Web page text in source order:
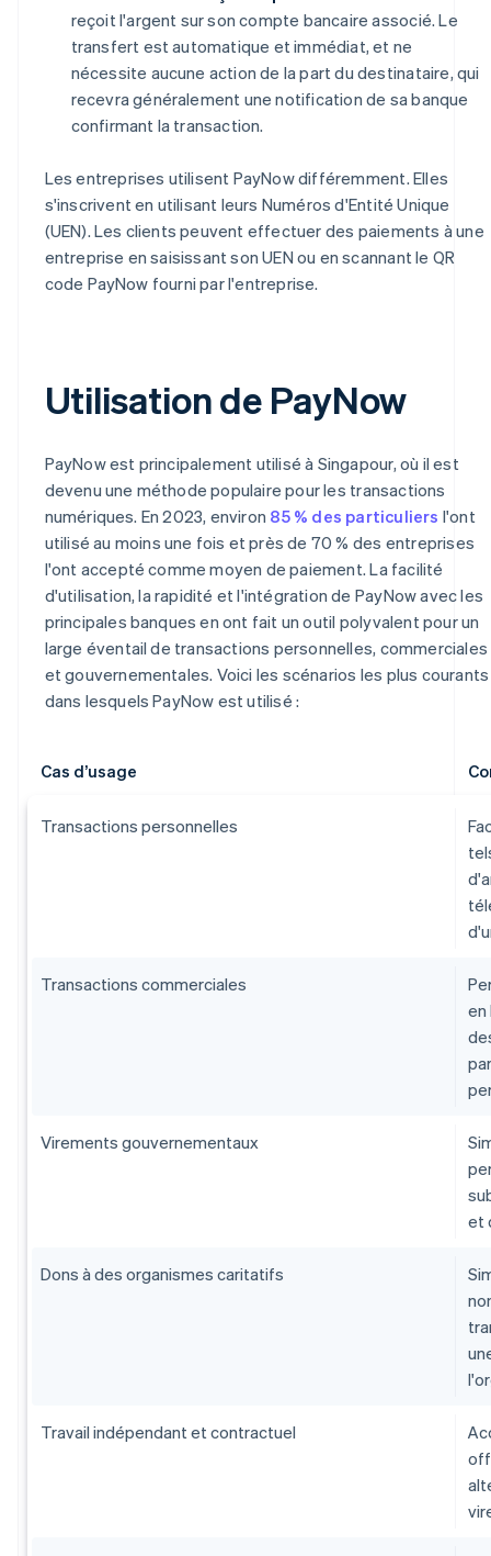
reçoit l'argent sur son compte bancaire associé. Le
transfert est automatique et immédiat, et ne
nécessite aucune action de la part du destinataire, qui
recevra généralement une notification de sa banque
confirmant la transaction.
Les entreprises utilisent PayNow différemment. Elles
s'inscrivent en utilisant leurs Numéros d'Entité Unique
(UEN). Les clients peuvent effectuer des paiements à une
entreprise en saisissant son UEN ou en scannant le QR
code PayNow fourni par l'entreprise.
Utilisation de PayNow
PayNow est principalement utilisé à Singapour, où il est
devenu une méthode populaire pour les transactions
numériques. En 2023, environ 85 % des particuliers l'ont
utilisé au moins une fois et près de 70 % des entreprises
l'ont accepté comme moyen de paiement. La facilité
d'utilisation, la rapidité et l'intégration de PayNow avec les
principales banques en ont fait un outil polyvalent pour un
large éventail de transactions personnelles, commerciales
et gouvernementales. Voici les scénarios les plus courants
dans lesquels PayNow est utilisé :
Cas d’usage
Transactions personnelles
Transactions commerciales
en
Virements gouvernementaux
et
Dons à des organismes caritatifs
Travail indépendant et contractuel